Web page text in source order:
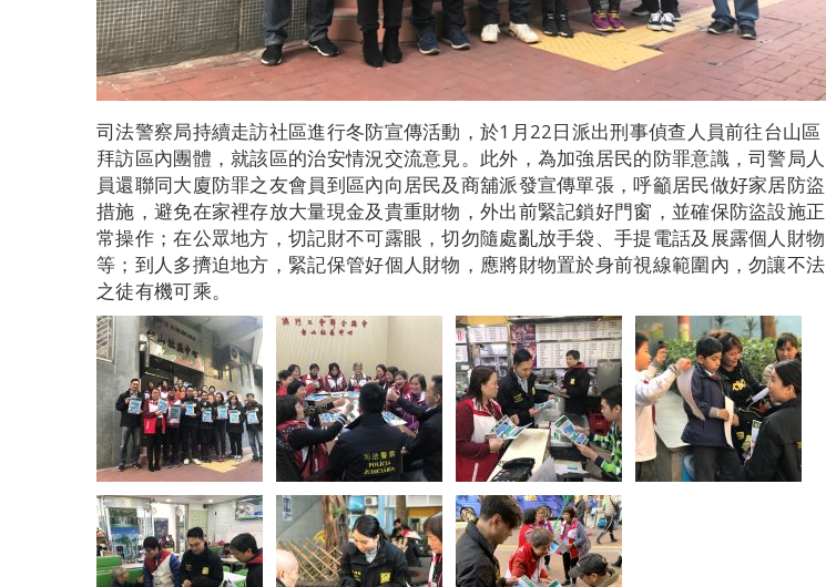
司法警察局持續走訪社區進行冬防宣傳活動，於1月22日派出刑事偵查人員前往台山區
拜訪區內團體，就該區的治安情況交流意見。此外，為加強居民的防罪意識，司警局人
員還聯同大廈防罪之友會員到區內向居民及商舖派發宣傳單張，呼籲居民做好家居防盜
措施，避免在家裡存放大量現金及貴重財物，外出前緊記鎖好門窗，並確保防盜設施正
常操作；在公眾地方，切記財不可露眼，切勿隨處亂放手袋、手提電話及展露個人財物
等；到人多擠迫地方，緊記保管好個人財物，應將財物置於身前視線範圍內，勿讓不法
之徒有機可乘。